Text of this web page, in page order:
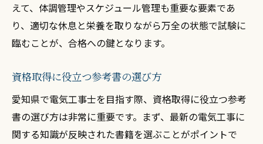
えて、体調管理やスケジュール管理も重要な要素であ
り、適切な休息と栄養を取りながら万全の状態で試験に
臨むことが、合格への鍵となります。
資格取得に役立つ参考書の選び方
愛知県で電気工事士を目指す際、資格取得に役立つ参考
書の選び方は非常に重要です。まず、最新の電気工事に
関する知識が反映された書籍を選ぶことがポイントで